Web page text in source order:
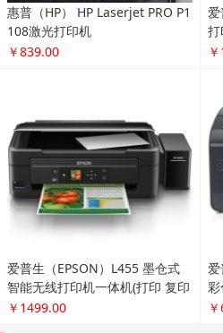
惠普（HP） HP Laserjet PRO P1
108激光打印机
￥839.00
爱
打
爱普生（EPSON）L455 墨仓式
智能无线打印机一体机(打印 复印
扫描 云打印 无线直连）
￥1499.00